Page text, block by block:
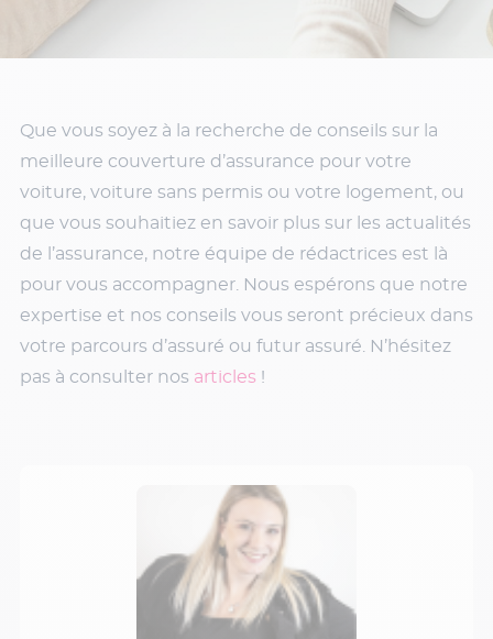
Que vous soyez à la recherche de conseils sur la
meilleure couverture d’assurance pour votre
voiture, voiture sans permis ou votre logement, ou
que vous souhaitiez en savoir plus sur les actualités
de l’assurance, notre équipe de rédactrices est là
pour vous accompagner. Nous espérons que notre
expertise et nos conseils vous seront précieux dans
votre parcours d’assuré ou futur assuré. N’hésitez
pas à consulter nos articles !